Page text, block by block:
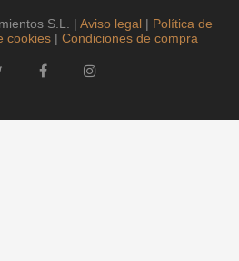
S.L. | Aviso legal| Política de
cookies| Condiciones de compra